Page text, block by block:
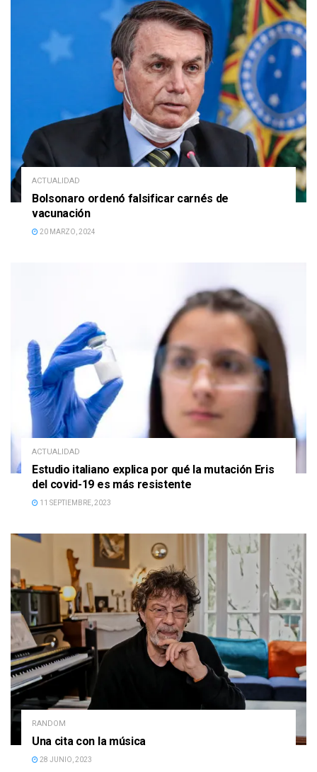
ACTUALIDAD
Bolsonaro ordenó falsificar carnés de
vacunación
20 MARZO, 2024
ACTUALIDAD
Estudio italiano explica por qué la mutación Eris
del covid-19 es más resistente
11 SEPTIEMBRE, 2023
RANDOM
Una cita con la música
28 JUNIO, 2023